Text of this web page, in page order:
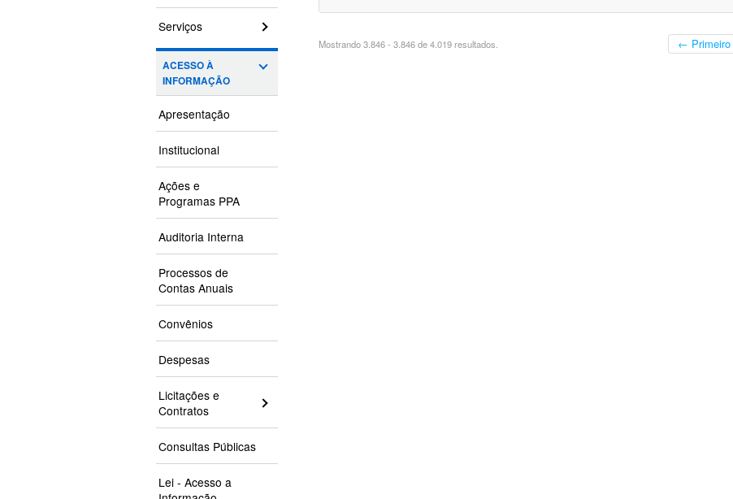
Serviços
ACESSO À
INFORMAÇÃO
Apresentação
Institucional
Ações e
Programas PPA
Auditoria Interna
Processos de
Contas Anuais
Convênios
Despesas
Licitações e
Contratos
Consultas Públicas
Lei - Acesso a
Mostrando 3.846 - 3.846 de 4.019 resultados. ← Primeiro